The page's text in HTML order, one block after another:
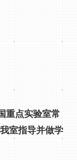
重点实验室常
室指导并做学